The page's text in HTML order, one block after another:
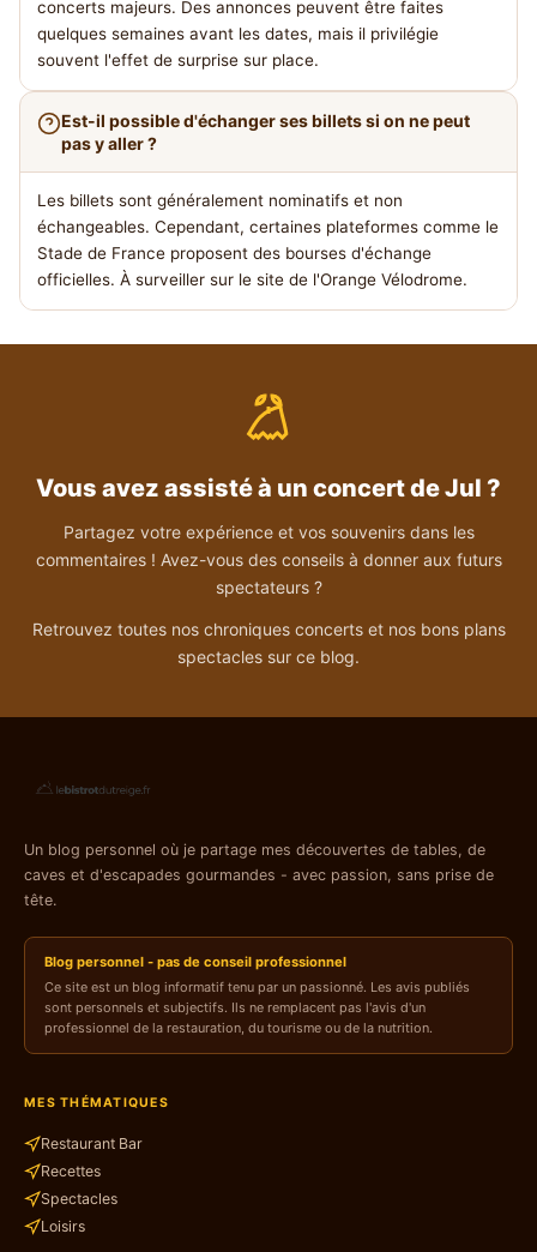
concerts majeurs. Des annonces peuvent être faites
quelques semaines avant les dates, mais il privilégie
souvent l'effet de surprise sur place.
Est-il possible d'échanger ses billets si on ne peut
pas y aller ?
Les billets sont généralement nominatifs et non
échangeables. Cependant, certaines plateformes comme le
Stade de France proposent des bourses d'échange
officielles. À surveiller sur le site de l'Orange Vélodrome.
Vous avez assisté à un concert de Jul ?
Partagez votre expérience et vos souvenirs dans les
commentaires ! Avez-vous des conseils à donner aux futurs
spectateurs ?
Retrouvez toutes nos chroniques concerts et nos bons plans
spectacles sur ce blog.
Un blog personnel où je partage mes découvertes de tables, de
caves et d'escapades gourmandes - avec passion, sans prise de
tête.
Blog personnel - pas de conseil professionnel
Ce site est un blog informatif tenu par un passionné. Les avis publiés
sont personnels et subjectifs. Ils ne remplacent pas l'avis d'un
professionnel de la restauration, du tourisme ou de la nutrition.
MES THÉMATIQUES
Restaurant Bar
Recettes
Spectacles
Loisirs